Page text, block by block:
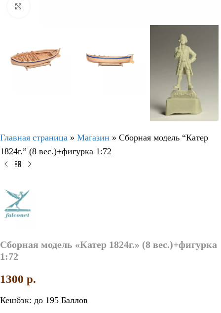
Главная страница » Магазин » Сборная модель “Катер
1824г.” (8 вес.)+фигурка 1:72
Сборная модель «Катер 1824г.» (8 вес.)+фигурка
1:72
1300 p.
Кешбэк: до 195 Баллов